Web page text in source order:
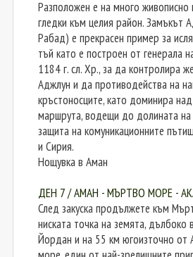
Разположен е на много живописно
гледки към целия район. Замъкът
Рабад) е прекрасен пример за
тъй като е построен от генерала
1184 г. сл. Хр., за да контролира
Аджлун и да противодейства на
кръстоносците, като доминира
маршрута, водещи до долината
защита на комуникационните
и Сирия.
Нощувка в Аман
ДЕН 7 / АМАН - МЪРТВО МОРЕ -
След закуска продължете към
ниската точка на земята, дълбоко
Йордан и на 55 км югоизточно от